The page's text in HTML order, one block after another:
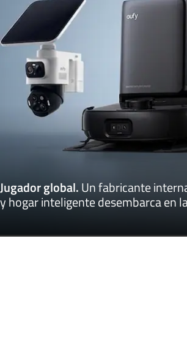
Jugador global.Un fabricante
y hogar inteligente desembarca en